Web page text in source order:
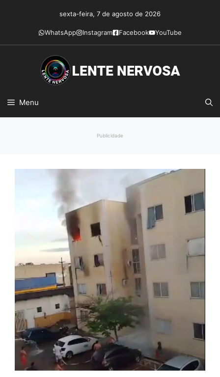
conteúdo
sexta-feira, 7 de agosto de 2026
WhatsApp Instagram Facebook YouTube
Menu
Publicidade